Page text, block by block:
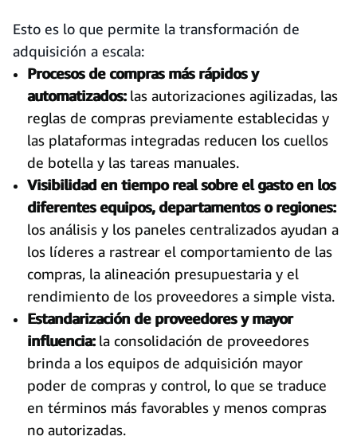
Esto es lo que permite la transformación de
adquisición a escala:
Procesos de compras más rápidos y
automatizados:las autorizaciones agilizadas, las
reglas de compras previamente establecidas y
las plataformas integradas reducen los cuellos
de botella y las tareas manuales.
Visibilidad en tiempo real sobre el gasto en los
diferentes equipos, departamentos o regiones:
los análisis y los paneles centralizados ayudan a
los líderes a rastrear el comportamiento de las
compras, la alineación presupuestaria y el
rendimiento de los proveedores a simple vista.
Estandarización de proveedores y mayor
influencia:la consolidación de proveedores
brinda a los equipos de adquisición mayor
poder de compras y control, lo que se traduce
en términos más favorables y menos compras
no autorizadas.